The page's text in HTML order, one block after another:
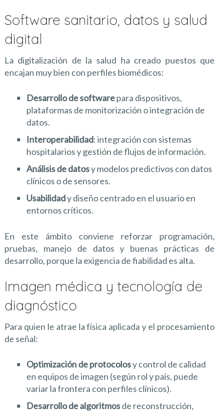
Software sanitario, datos y salud
digital
La digitalización de la salud ha creado puestos que
encajan muy bien con perfiles biomédicos:
Desarrollo de softwarepara dispositivos,
plataformas de monitorización o integración de
datos.
Interoperabilidad: integración con sistemas
hospitalarios y gestión de flujos de información.
Análisis de datosy modelos predictivos con datos
clínicos o de sensores.
Usabilidady diseño centrado en el usuario en
entornos críticos.
En este ámbito conviene reforzar programación,
pruebas, manejo de datos y buenas prácticas de
desarrollo, porque la exigencia de fiabilidad es alta.
Imagen médica y tecnología de
diagnóstico
Para quien le atrae la física aplicada y el procesamiento
de señal:
Optimización de protocolosy control de calidad
en equipos de imagen (según rol y país, puede
variar la frontera con perfiles clínicos).
Desarrollo de algoritmosde reconstrucción,